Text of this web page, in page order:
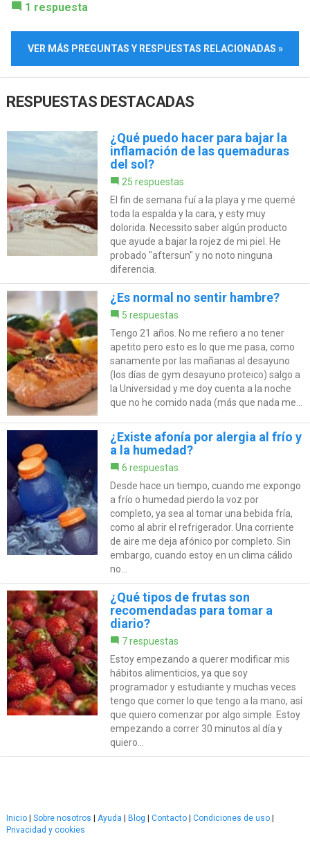
1 respuesta
VER MÁS PREGUNTAS Y RESPUESTAS RELACIONADAS »
RESPUESTAS DESTACADAS
¿Qué puedo hacer para bajar la
inflamación de las quemaduras
del sol?
25 respuestas
El fin de semana fuí a la playa y me quemé
toda la espalda y la cara, y esty muy
dolorida. Necessito saber algún producto
que ayude a bajar la rojez de mi piel. He
probado "aftersun" y no noto ninguna
diferencia.
¿Es normal no sentir hambre?
5 respuestas
Tengo 21 años. No me refiero a no tener
apetito pero esto es lo que me pasa, como
sanamente por las mañanas al desayuno
(los días de gym desayuno proteico) salgo a
la Universidad y me doy cuenta a la noche
que no he comido nada (más que nada me...
¿Existe afonía por alergia al frío y
a la humedad?
6 respuestas
Desde hace un tiempo, cuando me expongo
a frío o humedad pierdo la voz por
completo, ya sea al tomar una bebida fría,
como al abrir el refrigerador. Una corriente
de aire me deja afónico por completo. Sin
embargo, cuando estoy en un clima cálido
no...
¿Qué tipos de frutas son
recomendadas para tomar a
diario?
7 respuestas
Estoy empezando a querer modificar mis
hábitos alimenticios, ya que soy
programador y estudiante y muchas veces
tengo que comer lo que tengo a la mano, así
que quiero comenzar por algo simple. Estoy
empezando a correr 30 minutos al día y
quiero...
Inicio Sobre nosotros Ayuda Blog Contacto Condiciones de uso
Privacidad y cookies